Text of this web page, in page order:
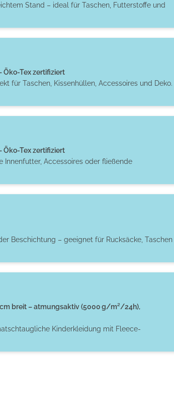
Stand – ideal für Taschen, Futterstoffe und
Öko-Tex zertifiziert
für Taschen, Kissenhüllen, Accessoires und Deko.
Öko-Tex zertifiziert
Innenfutter, Accessoires oder fließende
Beschichtung – geeignet für Rucksäcke, Taschen
cm breit – atmungsaktiv (5000 g/m²/24h),
Kinderkleidung mit Fleece-